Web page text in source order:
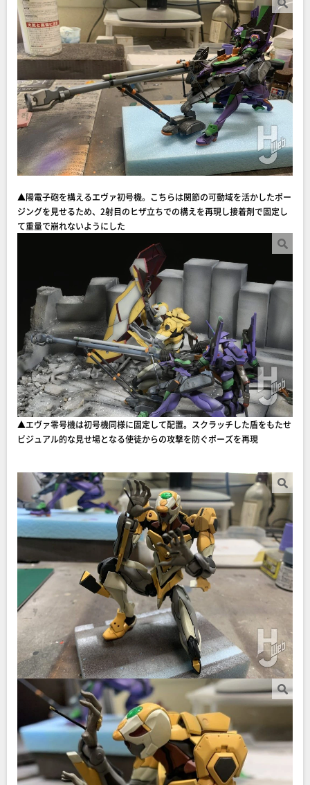
▲陽電子砲を構えるエヴァ初号機。こちらは関節の可動域を活かしたポー
ジングを見せるため、2射目のヒザ立ちでの構えを再現し接着剤で固定し
て重量で崩れないようにした
▲エヴァ零号機は初号機同様に固定して配置。スクラッチした盾をもたせ
ビジュアル的な見せ場となる使徒からの攻撃を防ぐポーズを再現